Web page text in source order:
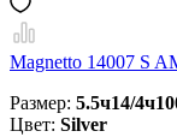
Magnetto 14007 S
Размер: 5.5ч14/
Цвет: Silver